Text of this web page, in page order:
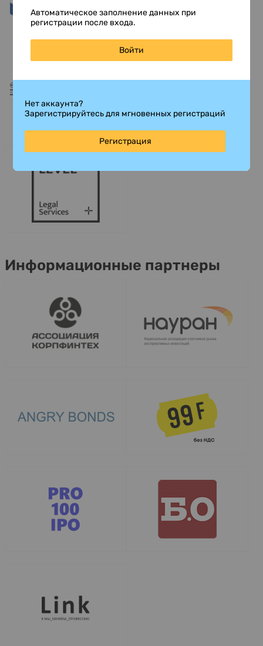
Информационные партнеры
Автоматическое заполнение данных при
регистрации после входа.
Войти
Нет аккаунта?
Зарегистрируйтесь для мгновенных регистраций
Регистрация